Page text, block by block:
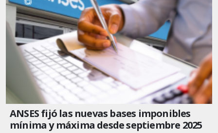
ANSES fijó las nuevas bases imponibles
mínima y máxima desde septiembre 2025